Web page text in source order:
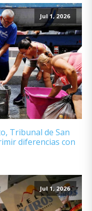
Jul 1, 2026
Tribunal de San
diferencias con
Jul 1, 2026